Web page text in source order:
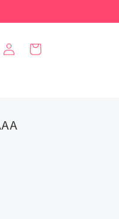
ロ
グ
イ
ー